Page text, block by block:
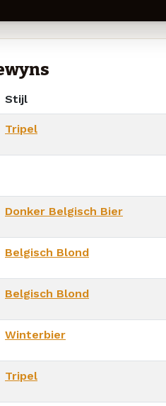
Stijl
Tripel
Donker Belgisch Bier
Belgisch Blond
Belgisch Blond
Winterbier
Tripel